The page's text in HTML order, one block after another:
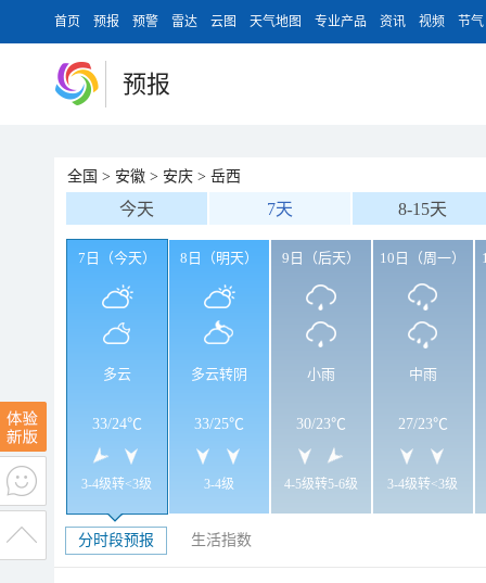
首页 预报 预警 雷达 云图 天气地图 专业产品 资讯 视频 节气
预报
全国 > 安徽 > 安庆 > 岳西
今天 7天 8-15天
7日（今天）
多云
33/24℃
3-4级转<3级
8日（明天）
多云转阴
33/25℃
3-4级
9日（后天）
小雨
30/23℃
4-5级转5-6级
10日（周一）
中雨
27/23℃
3-4级转<3级
分时段预报 生活指数